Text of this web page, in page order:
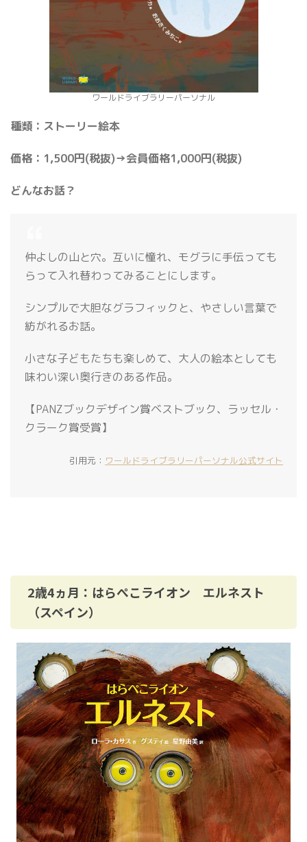
ワールドライブラリーパーソナル
種類：ストーリー絵本
価格：1,500円(税抜)→会員価格1,000円(税抜)
どんなお話？
仲よしの山と穴。互いに憧れ、モグラに手伝っても
らって入れ替わってみることにします。
シンプルで大胆なグラフィックと、やさしい言葉で
紡がれるお話。
小さな子どもたちも楽しめて、大人の絵本としても
味わい深い奥行きのある作品。
【PANZブックデザイン賞ベストブック、ラッセル・
クラーク賞受賞】
引用元： ワールドライブラリーパーソナル公式サイト
2歳4ヵ月：はらぺこライオン エルネスト
（スペイン）